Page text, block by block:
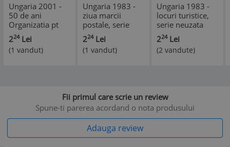
Ungaria 2001 -
50 de ani
Organizatia pt
Protectia
Plantelor,
neuzata
224Lei
(1 vandut)
Ungaria 1983 -
ziua marcii
postale, serie
neuzata
224Lei
(1 vandut)
Ungaria 1983 -
locuri turistice,
serie neuzata
224Lei
(2 vandute)
Fii primul care scrie un review
Spune-ti parerea acordand o nota produsului
Adauga review